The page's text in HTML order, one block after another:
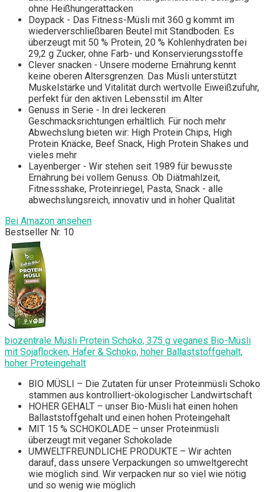
ohne Heißhungerattacken
Doypack - Das Fitness-Müsli mit 360 g kommt im
wiederverschließbaren Beutel mit Standboden. Es
überzeugt mit 50 % Protein, 20 % Kohlenhydraten bei
29,2 g Zucker, ohne Farb- und Konservierungsstoffe
Clever snacken - Unsere moderne Ernährung kennt
keine oberen Altersgrenzen. Das Müsli unterstützt
Muskelstärke und Vitalität durch wertvolle Eiweißzufuhr,
perfekt für den aktiven Lebensstil im Alter
Genuss in Serie - In drei leckeren
Geschmacksrichtungen erhältlich. Für noch mehr
Abwechslung bieten wir: High Protein Chips, High
Protein Knäcke, Beef Snack, High Protein Shakes und
vieles mehr
Layenberger - Wir stehen seit 1989 für bewusste
Ernährung bei vollem Genuss. Ob Diätmahlzeit,
Fitnessshake, Proteinriegel, Pasta, Snack - alle
abwechslungsreich, innovativ und in hoher Qualität
Bei Amazon ansehen
Bestseller Nr. 10
biozentrale Müsli Protein Schoko, 375 g veganes Bio-Müsli
mit Sojaflocken, Hafer & Schoko, hoher Ballaststoffgehalt,
hoher Proteingehalt
BIO MÜSLI – Die Zutaten für unser Proteinmüsli Schoko
stammen aus kontrolliert-ökologischer Landwirtschaft
HOHER GEHALT – unser Bio-Müsli hat einen hohen
Ballaststoffgehalt und einen hohen Proteingehalt
MIT 15 % SCHOKOLADE – unser Proteinmüsli
überzeugt mit veganer Schokolade
UMWELTFREUNDLICHE PRODUKTE – Wir achten
darauf, dass unsere Verpackungen so umweltgerecht
wie möglich sind. Wir verpacken nur so viel wie nötig
und so wenig wie möglich